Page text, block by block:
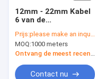
12mm - 22mm Kabel
6 van de
de Draadkabel van de
Bundelcombinatie
Prijs:please make an inquiry
MOQ:1000 meters
Ontvang de meest recente Prijs
Contact nu